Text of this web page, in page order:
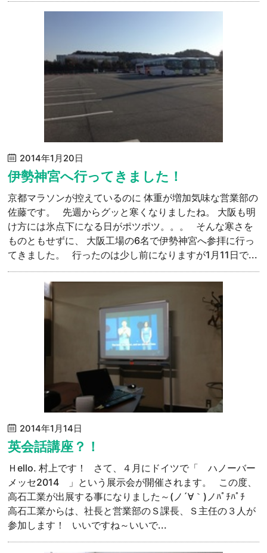
2014年1月20日
伊勢神宮へ行ってきました！
京都マラソンが控えているのに 体重が増加気味な営業部の
佐藤です。 先週からグッと寒くなりましたね。 大阪も明
け方には氷点下になる日がポツポツ。。。 そんな寒さを
ものともせずに、 大阪工場の6名で伊勢神宮へ参拝に行っ
てきました。 行ったのは少し前になりますが1月11日で...
2014年1月14日
英会話講座？！
Ｈello. 村上です！ さて、４月にドイツで「 ハノーバー
メッセ2014 」という展示会が開催されます。 この度、
高石工業が出展する事になりました～(ノ´∀｀)ノﾊﾟﾁﾊﾟﾁ
高石工業からは、社長と営業部のＳ課長、Ｓ主任の３人が
参加します！ いいですね～いいで...